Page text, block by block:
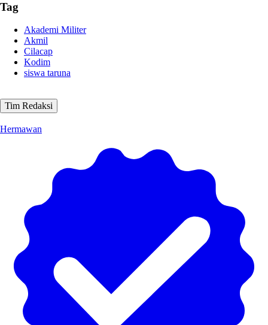
Tag
Akademi Militer
Akmil
Cilacap
Kodim
siswa taruna
Tim Redaksi
Hermawan